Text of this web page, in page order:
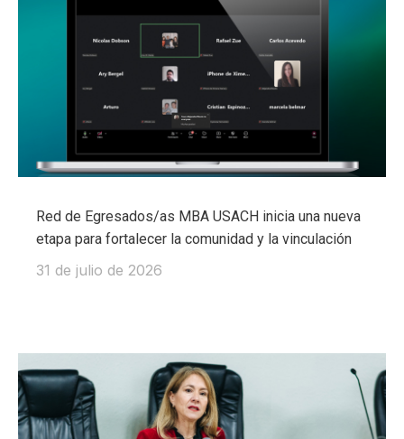
Red de Egresados/as MBA USACH inicia una nueva
etapa para fortalecer la comunidad y la vinculación
31 de julio de 2026